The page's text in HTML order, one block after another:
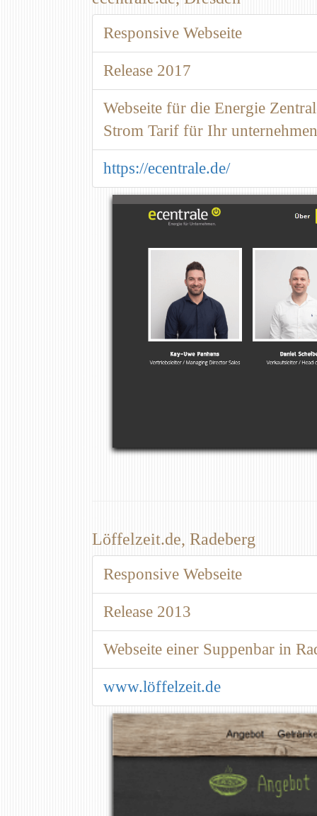
Responsive Webseite
Release 2017
Webseite für die Energie
Strom Tarif für Ihr unternehmen
https://ecentrale.de/
Löffelzeit.de, Radeberg
Responsive Webseite
Release 2013
Webseite einer Suppenbar in
www.löffelzeit.de